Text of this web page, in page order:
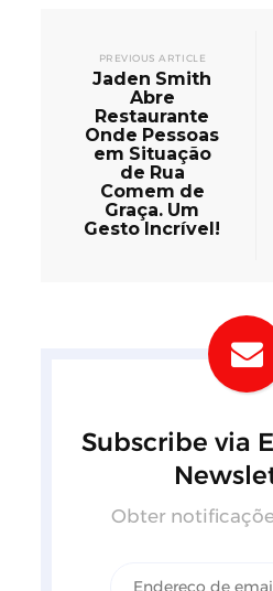
PREVIOUS ARTICLE
Jaden Smith
Abre
Restaurante
Onde Pessoas
em Situação
de Rua
Comem de
Graça. Um
Gesto Incrível!
Subscribe via
Obter